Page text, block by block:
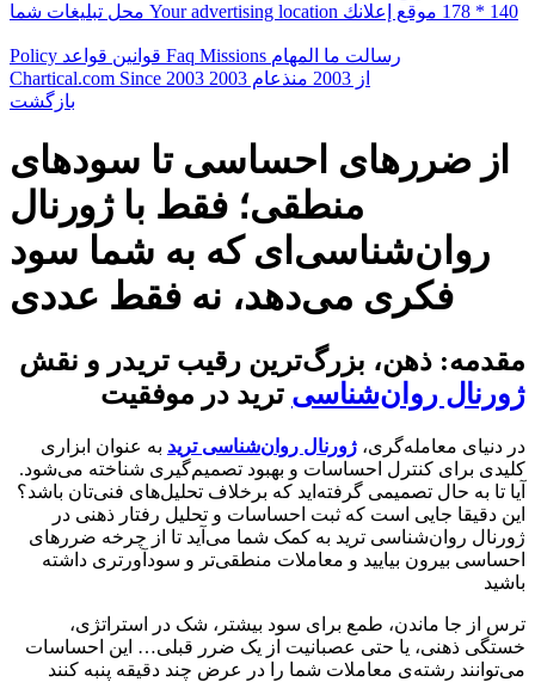
محل تبلیغات شما Your advertising location موقع إعلانك 178 * 140
Policy قوانین قواعد Faq Missions رسالت ما المهام
Chartical.com Since 2003 از 2003
منذعام 2003
بازگشت
از ضررهای احساسی تا سودهای
منطقی؛ فقط با ژورنال
روان‌شناسی‌ای که به شما سود
فکری می‌دهد، نه فقط عددی
مقدمه: ذهن، بزرگ‌ترین رقیب تریدر و نقش
ژورنال روان‌شناسی ترید در موفقیت
در دنیای معامله‌گری، ژورنال روان‌شناسی ترید به عنوان ابزاری
کلیدی برای کنترل احساسات و بهبود تصمیم‌گیری شناخته می‌شود.
آیا تا به حال تصمیمی گرفته‌اید که برخلاف تحلیل‌های فنی‌تان باشد؟
این دقیقا جایی است که ثبت احساسات و تحلیل رفتار ذهنی در
ژورنال روان‌شناسی ترید به کمک شما می‌آید تا از چرخه ضررهای
احساسی بیرون بیایید و معاملات منطقی‌تر و سودآورتری داشته
باشید
ترس از جا ماندن، طمع برای سود بیشتر، شک در استراتژی،
خستگی ذهنی، یا حتی عصبانیت از یک ضرر قبلی… این احساسات
می‌توانند رشته‌ی معاملات شما را در عرض چند دقیقه پنبه کنند